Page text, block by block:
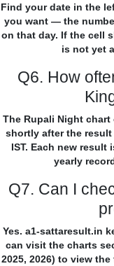
Find your date in the
you want — the
on that day. If the cell
is not yet
Q6. How
The Rupali Night
shortly after the
IST. Each new
yearly
Q7. Can I
Yes. a1-sattaresult.in
can visit the charts
2025, 2026) to view